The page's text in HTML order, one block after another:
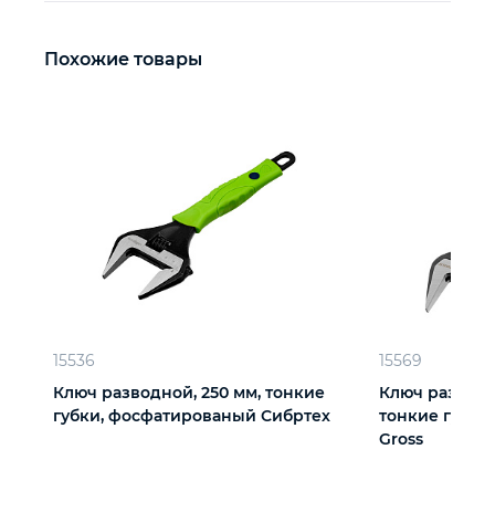
Похожие товары
15536
Ключ разводной, 250 мм, тонкие
губки, фосфатированый Сибртех
15569
Ключ
тонкие
Gross